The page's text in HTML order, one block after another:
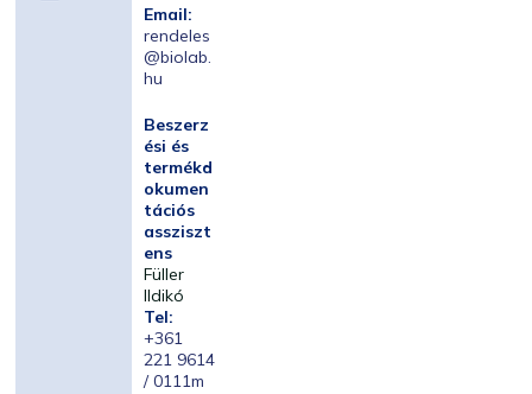
Email:
rendeles
@biolab.
hu
Beszerz
ési és
termékd
okumen
tációs
assziszt
ens
Füller
Ildikó
Tel:
+361
221 9614
/ 0111m